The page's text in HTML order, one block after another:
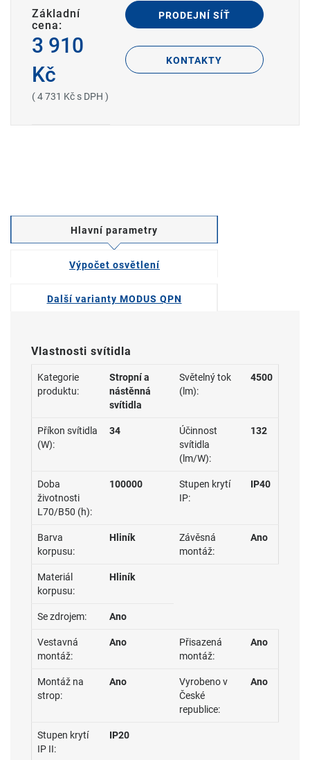
Základní
cena:
3 910
Kč
( 4 731 Kč s DPH )
PRODEJNÍ SÍŤ
KONTAKTY
Hlavní parametry
Výpočet osvětlení
Další varianty MODUS QPN
Vlastnosti svítidla
Kategorie
produktu:
Stropní a
nástěnná
svítidla
Světelný tok
(lm):
4500
Příkon svítidla
(W):
34
Účinnost
svítidla
(lm/W):
132
Doba
životnosti
L70/B50 (h):
100000
Stupen krytí
IP:
IP40
Barva
korpusu:
Hliník
Závěsná
montáž:
Ano
Materiál
korpusu:
Hliník
Se zdrojem: Ano
Vestavná
montáž:
Ano
Přisazená
montáž:
Ano
Montáž na
strop:
Ano
Vyrobeno v
České
republice:
Ano
Stupen krytí
IP II:
IP20